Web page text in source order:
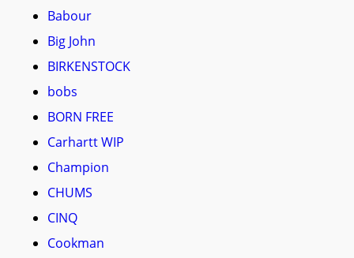
Babour
Big John
BIRKENSTOCK
bobs
BORN FREE
Carhartt WIP
Champion
CHUMS
CINQ
Cookman